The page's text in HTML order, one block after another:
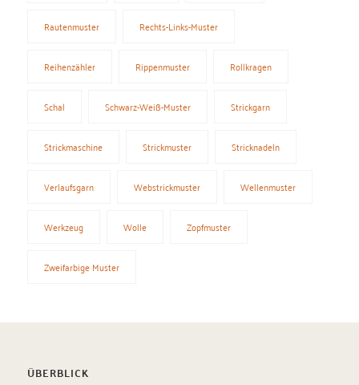
Rautenmuster Rechts-Links-Muster
Reihenzähler Rippenmuster Rollkragen
Schal Schwarz-Weiß-Muster Strickgarn
Strickmaschine Strickmuster Stricknadeln
Verlaufsgarn Webstrickmuster Wellenmuster
Werkzeug Wolle Zopfmuster
Zweifarbige Muster
ÜBERBLICK